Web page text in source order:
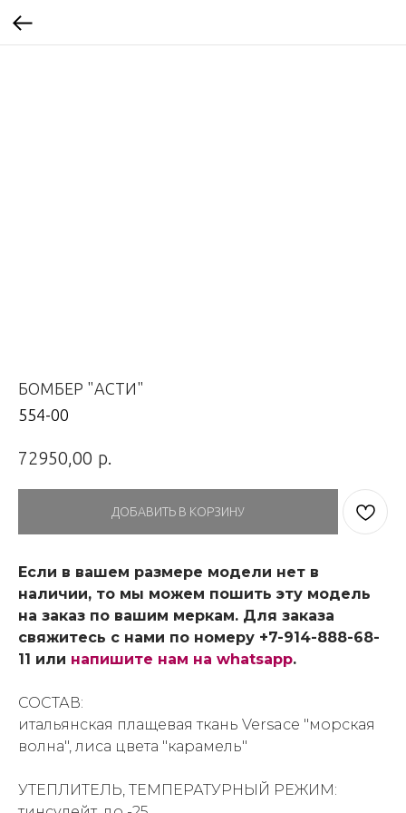
БОМБЕР "АСТИ"
554-00
72950,00 р.
ДОБАВИТЬ В КОРЗИНУ
Если в вашем размере модели нет в
наличии, то мы можем пошить эту модель
на заказ по вашим меркам. Для заказа
свяжитесь с нами по номеру +7-914-888-68-
11 или напишите нам на whatsapp.
СОСТАВ:
итальянская плащевая ткань Versace "морская
волна", лиса цвета "карамель"
УТЕПЛИТЕЛЬ, ТЕМПЕРАТУРНЫЙ РЕЖИМ: